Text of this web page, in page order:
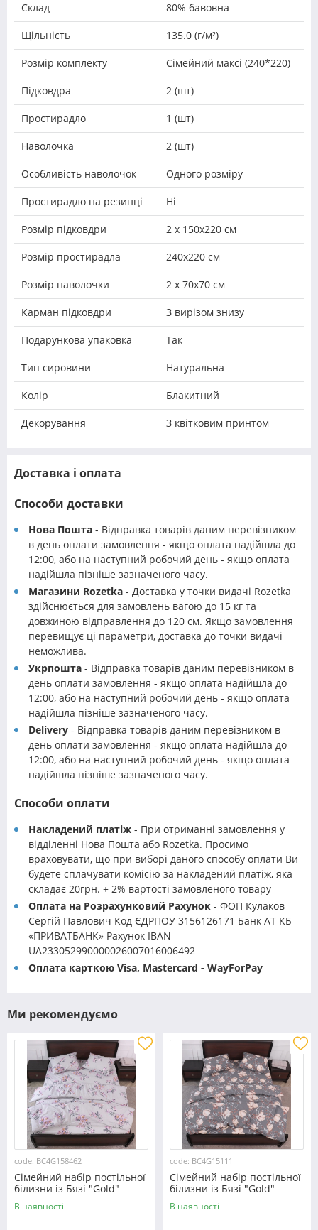
Склад 80% бавовна
Щільність 135.0 (г/м²)
Розмір комплекту Сімейний максі (240*220)
Підковдра 2 (шт)
Простирадло 1 (шт)
Наволочка 2 (шт)
Особливість наволочок Одного розміру
Простирадло на резинці Ні
Розмір підковдри 2 х 150х220 см
Розмір простирадла 240х220 см
Розмір наволочки 2 х 70х70 см
Карман підковдри З вирізом знизу
Подарункова упаковка Так
Тип сировини Натуральна
Колір Блакитний
Декорування З квітковим принтом
Доставка і оплата
Способи доставки
Нова Пошта - Відправка товарів даним перевізником
в день оплати замовлення - якщо оплата надійшла до
12:00, або на наступний робочий день - якщо оплата
надійшла пізніше зазначеного часу.
Магазини Rozetka - Доставка у точки видачі Rozetka
здійснюється для замовлень вагою до 15 кг та
довжиною відправлення до 120 см. Якщо замовлення
перевищує ці параметри, доставка до точки видачі
неможлива.
Укрпошта - Відправка товарів даним перевізником в
день оплати замовлення - якщо оплата надійшла до
12:00, або на наступний робочий день - якщо оплата
надійшла пізніше зазначеного часу.
Delivery - Відправка товарів даним перевізником в
день оплати замовлення - якщо оплата надійшла до
12:00, або на наступний робочий день - якщо оплата
надійшла пізніше зазначеного часу.
Способи оплати
Накладений платіж - При отриманні замовлення у
відділенні Нова Пошта або Rozetka. Просимо
враховувати, що при виборі даного способу оплати Ви
будете сплачувати комісію за накладений платіж, яка
складає 20грн. + 2% вартості замовленого товару
Оплата на Розрахунковий Рахунок - ФОП Кулаков
Сергій Павлович Код ЄДРПОУ 3156126171 Банк АТ КБ
«ПРИВАТБАНК» Рахунок IBAN
UA233052990000026007016006492
Оплата карткою Visa, Mastercard - WayForPay
Ми рекомендуємо
code: BC4G158462
Сімейний набір постільної
білизни із Бязі "Gold"
№158462 Черешенька™
В наявності
code: BC4G15111
Сімейний набір постільної
білизни із Бязі "Gold"
№15111 Черешенька™
В наявності